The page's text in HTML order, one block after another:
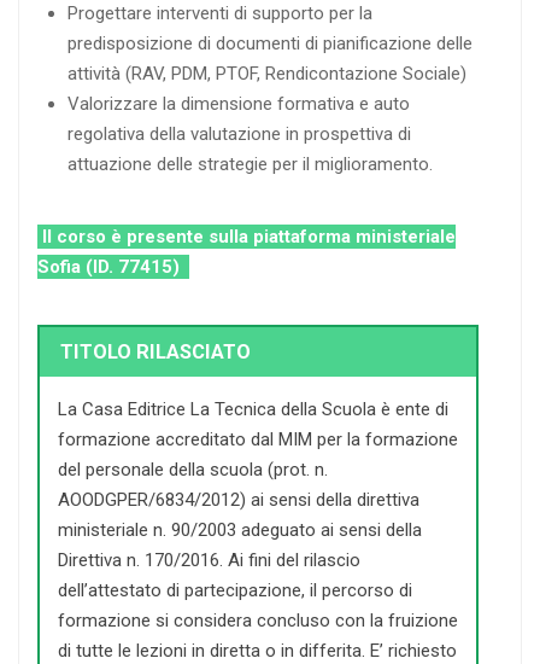
Progettare interventi di supporto per la
predisposizione di documenti di pianificazione delle
attività (RAV, PDM, PTOF, Rendicontazione Sociale)
Valorizzare la dimensione formativa e auto
regolativa della valutazione in prospettiva di
attuazione delle strategie per il miglioramento.
Il corso è presente sulla piattaforma ministeriale
Sofia (ID. 77415)
TITOLO RILASCIATO
La Casa Editrice La Tecnica della Scuola è ente di
formazione accreditato dal MIM per la formazione
del personale della scuola (prot. n.
AOODGPER/6834/2012) ai sensi della direttiva
ministeriale n. 90/2003 adeguato ai sensi della
Direttiva n. 170/2016. Ai fini del rilascio
dell’attestato di partecipazione, il percorso di
formazione si considera concluso con la fruizione
di tutte le lezioni in diretta o in differita. E’ richiesto